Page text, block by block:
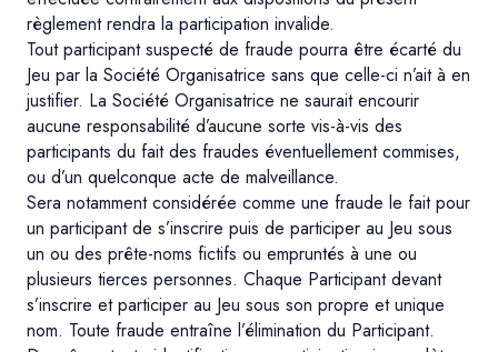
règlement rendra la participation invalide.
Tout participant suspecté de fraude pourra être écarté du
Jeu par la Société Organisatrice sans que celle-ci n’ait à en
justifier. La Société Organisatrice ne saurait encourir
aucune responsabilité d’aucune sorte vis-à-vis des
participants du fait des fraudes éventuellement commises,
ou d’un quelconque acte de malveillance.
Sera notamment considérée comme une fraude le fait pour
un participant de s’inscrire puis de participer au Jeu sous
un ou des prête-noms fictifs ou empruntés à une ou
plusieurs tierces personnes. Chaque Participant devant
s’inscrire et participer au Jeu sous son propre et unique
nom. Toute fraude entraîne l’élimination du Participant.